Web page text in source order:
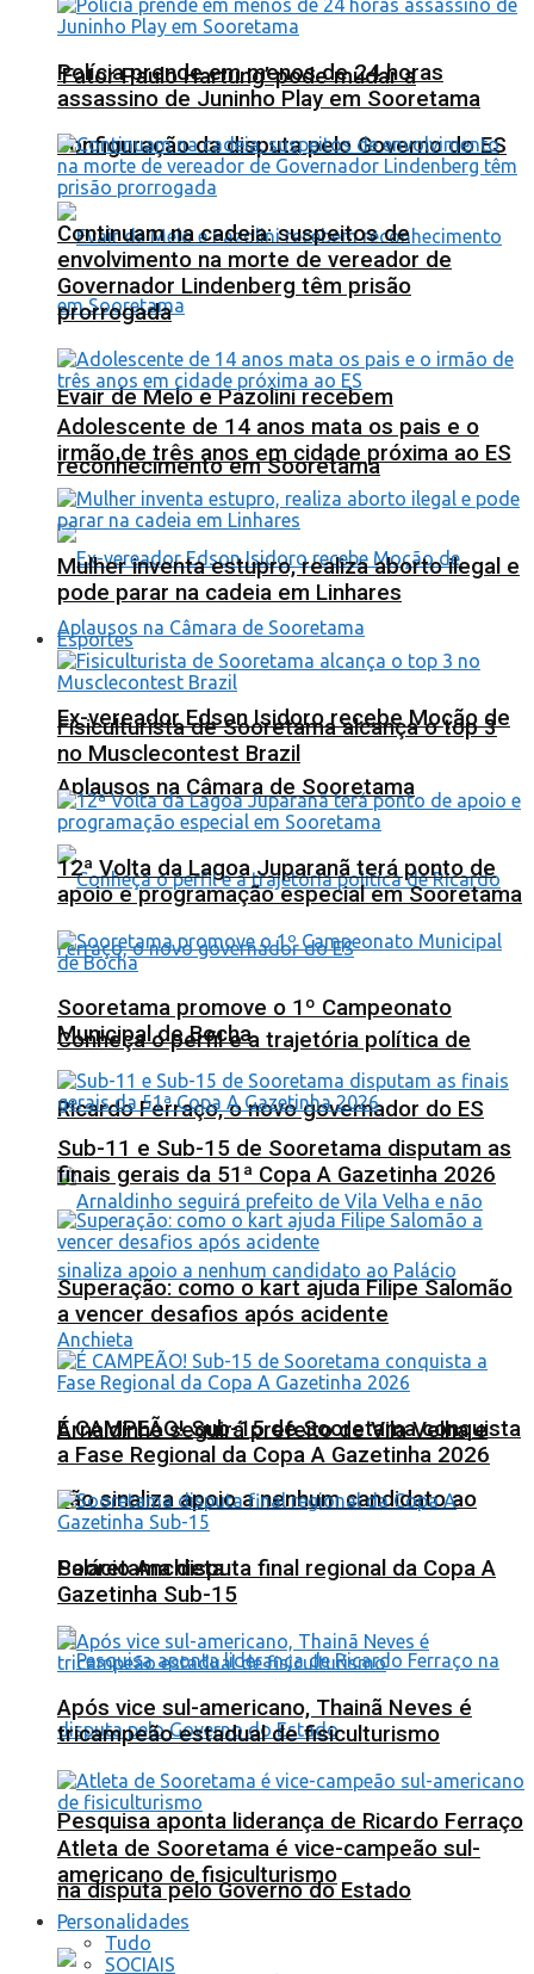
‘Fator Paulo Hartung’ pode mudar a
configuração da disputa pelo Governo do ES
Evair de Melo e Pazolini recebem
reconhecimento em Sooretama
Ex-vereador Edson Isidoro recebe Moção de
Aplausos na Câmara de Sooretama
Conheça o perfil e a trajetória política de
Ricardo Ferraço, o novo governador do ES
Arnaldinho seguirá prefeito de Vila Velha e
não sinaliza apoio a nenhum candidato ao
Palácio Anchieta
Pesquisa aponta liderança de Ricardo Ferraço
na disputa pelo Governo do Estado
Polícia prende em menos de 24 horas
assassino de Juninho Play em Sooretama
Continuam na cadeia: suspeitos de
envolvimento na morte de vereador de
Governador Lindenberg têm prisão
prorrogada
Adolescente de 14 anos mata os pais e o
irmão de três anos em cidade próxima ao ES
Mulher inventa estupro, realiza aborto ilegal e
pode parar na cadeia em Linhares
Esportes
Fisiculturista de Sooretama alcança o top 3
no Musclecontest Brazil
12ª Volta da Lagoa Juparanã terá ponto de
apoio e programação especial em Sooretama
Sooretama promove o 1º Campeonato
Municipal de Bocha
Sub-11 e Sub-15 de Sooretama disputam as
finais gerais da 51ª Copa A Gazetinha 2026
Superação: como o kart ajuda Filipe Salomão
a vencer desafios após acidente
É CAMPEÃO! Sub-15 de Sooretama conquista
a Fase Regional da Copa A Gazetinha 2026
Sooretama disputa final regional da Copa A
Gazetinha Sub-15
Após vice sul-americano, Thainã Neves é
tricampeão estadual de fisiculturismo
Atleta de Sooretama é vice-campeão sul-
americano de fisiculturismo
Personalidades
Tudo
SOCIAIS